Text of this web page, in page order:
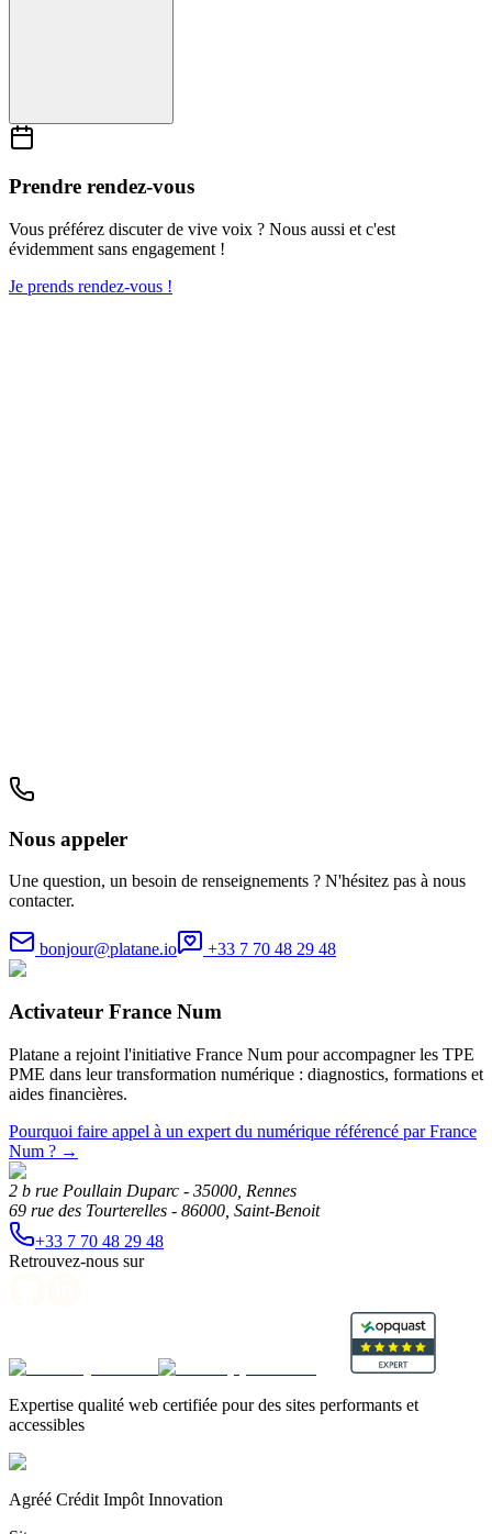
Prendre rendez-vous
Vous préférez discuter de vive voix ? Nous aussi et c'est
évidemment sans engagement !
Je prends rendez-vous !
Nous appeler
Une question, un besoin de renseignements ? N'hésitez pas à nous
contacter.
bonjour@platane.io +33 7 70 48 29 48
Activateur France Num
Platane a rejoint l'initiative France Num pour accompagner les TPE
PME dans leur transformation numérique : diagnostics, formations et
aides financières.
Pourquoi faire appel à un expert du numérique référencé par France
Num ? →
2 b rue Poullain Duparc - 35000, Rennes
69 rue des Tourterelles - 86000, Saint-Benoit
+33 7 70 48 29 48
Retrouvez-nous sur
Expertise qualité web certifiée pour des sites performants et
accessibles
Agréé Crédit Impôt Innovation